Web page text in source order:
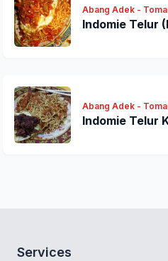
Abang Adek -
Indomie Telur
Abang Adek -
Indomie Telur
Services